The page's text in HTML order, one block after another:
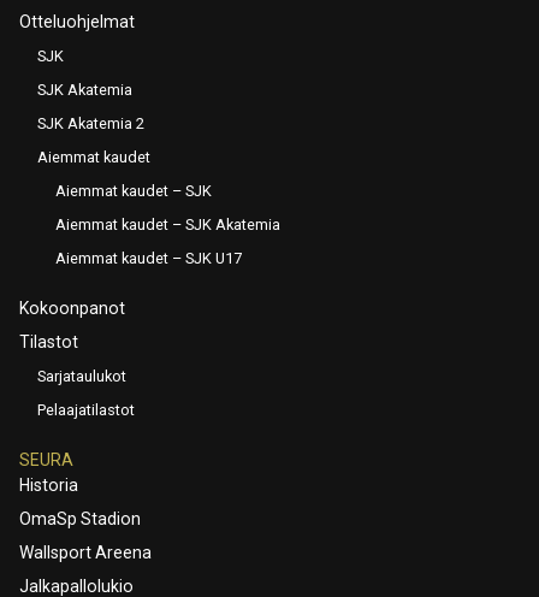
Otteluohjelmat
SJK
SJK Akatemia
SJK Akatemia 2
Aiemmat kaudet
Aiemmat kaudet – SJK
Aiemmat kaudet – SJK Akatemia
Aiemmat kaudet – SJK U17
Kokoonpanot
Tilastot
Sarjataulukot
Pelaajatilastot
SEURA
Historia
OmaSp Stadion
Wallsport Areena
Jalkapallolukio